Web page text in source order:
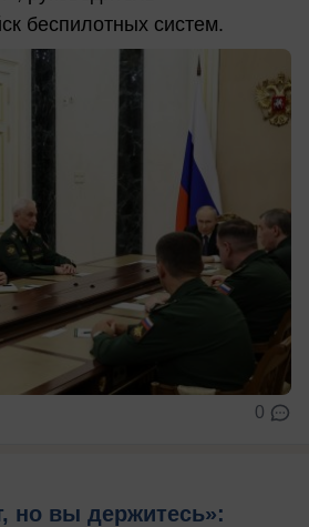
беспилотных систем.
0
но вы держитесь»: